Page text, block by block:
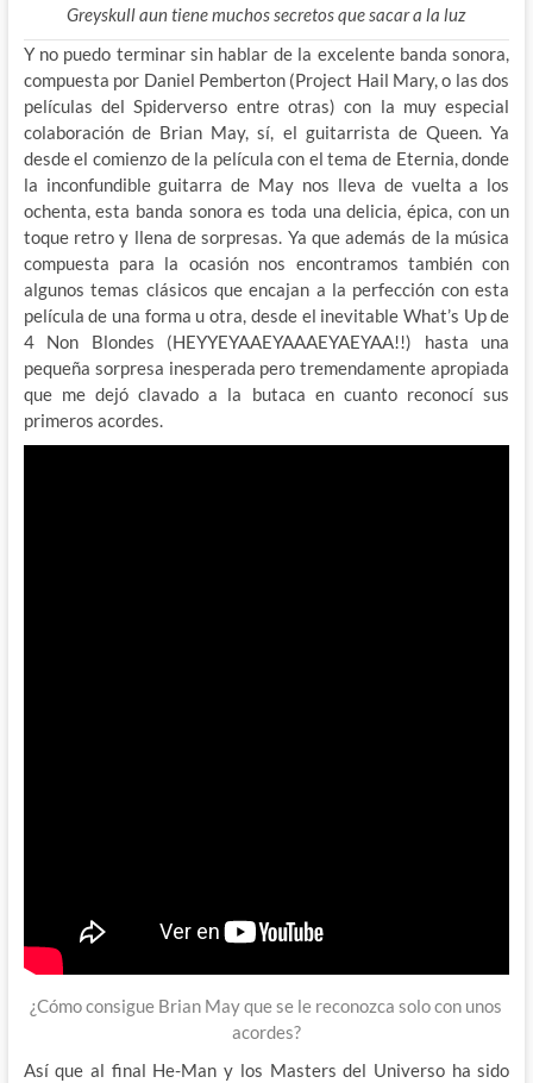
Greyskull aun tiene muchos secretos que sacar a la luz
Y no puedo terminar sin hablar de la excelente banda sonora,
compuesta por Daniel Pemberton (Project Hail Mary, o las dos
películas del Spiderverso entre otras) con la muy especial
colaboración de Brian May, sí, el guitarrista de Queen. Ya
desde el comienzo de la película con el tema de Eternia, donde
la inconfundible guitarra de May nos lleva de vuelta a los
ochenta, esta banda sonora es toda una delicia, épica, con un
toque retro y llena de sorpresas. Ya que además de la música
compuesta para la ocasión nos encontramos también con
algunos temas clásicos que encajan a la perfección con esta
película de una forma u otra, desde el inevitable What’s Up de
4 Non Blondes (HEYYEYAAEYAAAEYAEYAA!!) hasta una
pequeña sorpresa inesperada pero tremendamente apropiada
que me dejó clavado a la butaca en cuanto reconocí sus
primeros acordes.
¿Cómo consigue Brian May que se le reconozca solo con unos
acordes?
Así que al final He-Man y los Masters del Universo ha sido